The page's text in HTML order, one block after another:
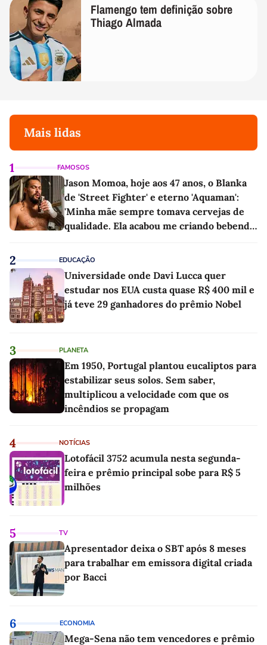
Flamengo tem definição sobre
Thiago Almada
Mais lidas
1 FAMOSOS
Jason Momoa, hoje aos 47 anos, o Blanka
de 'Street Fighter' e eterno 'Aquaman':
'Minha mãe sempre tomava cervejas de
qualidade. Ela acabou me criando bebendo
2 EDUCAÇÃO
Universidade onde Davi Lucca quer
estudar nos EUA custa quase R$ 400 mil e
já teve 29 ganhadores do prêmio Nobel
3 PLANETA
Em 1950, Portugal plantou eucaliptos para
estabilizar seus solos. Sem saber,
multiplicou a velocidade com que os
incêndios se propagam
4 NOTÍCIAS
Lotofácil 3752 acumula nesta segunda-
feira e prêmio principal sobe para R$ 5
milhões
5 TV
Apresentador deixa o SBT após 8 meses
para trabalhar em emissora digital criada
por Bacci
6 ECONOMIA
Mega-Sena não tem vencedores e prêmio